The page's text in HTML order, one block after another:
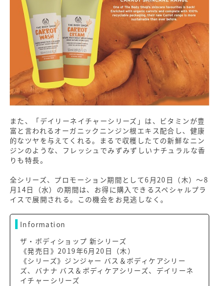
また、「デイリーネイチャーシリーズ」は、ビタミンが豊
富と言われるオーガニックニンジン根エキス配合し、健康
的なツヤを与えてくれる。まるで収穫したての新鮮なニン
ジンのような、フレッシュでみずみずしいナチュラルな香
りも特長。
全シリーズ、プロモーション期間として6月20日（木）～8
月14日（水）の期間は、お得に購入できるスペシャルプラ
イスで展開される。この機会をお見逃しなく。
Information
ザ・ボディショップ 新シリーズ
《発売日》2019年6月20日（木）
《シリーズ》ジンジャー バス＆ボディケアシリー
ズ、バナナ バス＆ボディケアシリーズ、デイリーネ
イチャーシリーズ